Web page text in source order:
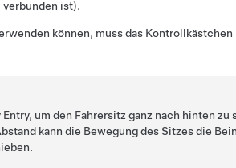
ist).
können, muss das Kontrollkästchen
um den Fahrersitz ganz nach hinten
kann die Bewegung des Sitzes die